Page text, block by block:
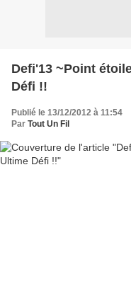
Defi'13 ~Point
Défi !!
Publié le 13/12/2012 à 11:54
Par Tout Un Fil